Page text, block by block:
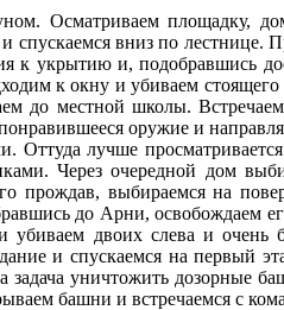
Осматриваем площадку,
спускаемся вниз по лестнице.
к укрытию и, подобравшись
к окну и убиваем
до местной школы.
оружие и
Оттуда лучше
Через очередной дом
прождав, выбираемся на
до Арни, освобождаем
убиваем двоих слева и очень
и спускаемся на первый
задача уничтожить дозорные
башни и встречаемся с